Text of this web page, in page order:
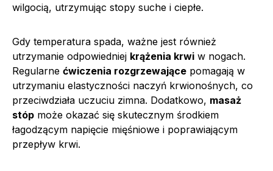
wilgocią, utrzymując stopy suche i ciepłe.
Gdy temperatura spada, ważne jest również
utrzymanie odpowiedniej krążenia krwi w nogach.
Regularne ćwiczenia rozgrzewające pomagają w
utrzymaniu elastyczności naczyń krwionośnych, co
przeciwdziała uczuciu zimna. Dodatkowo, masaż
stóp może okazać się skutecznym środkiem
łagodzącym napięcie mięśniowe i poprawiającym
przepływ krwi.